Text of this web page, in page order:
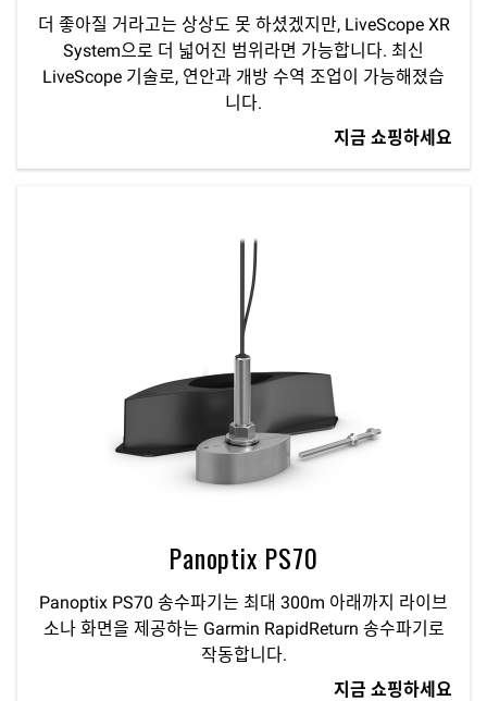
더 좋아질 거라고는 상상도 못 하셨겠지만, LiveScope XR
System으로 더 넓어진 범위라면 가능합니다. 최신
LiveScope 기술로, 연안과 개방 수역 조업이 가능해졌습
니다.
지금 쇼핑하세요
Panoptix PS70
Panoptix PS70 송수파기는 최대 300m 아래까지 라이브
소나 화면을 제공하는 Garmin RapidReturn 송수파기로
작동합니다.
지금 쇼핑하세요